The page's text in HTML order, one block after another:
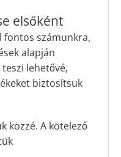
elsőként
fontos számunkra,
alapján
lehetővé,
biztosítsuk
közzé. A kötelező